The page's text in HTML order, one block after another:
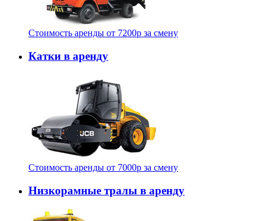
Стоимость аренды от 7200p за смену
Катки в аренду
Стоимость аренды от 7000p за смену
Низкорамные тралы в аренду